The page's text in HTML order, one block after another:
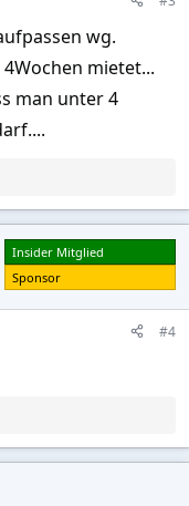
wg.
mietet...
man unter 4
Insider Mitglied
Sponsor
#4